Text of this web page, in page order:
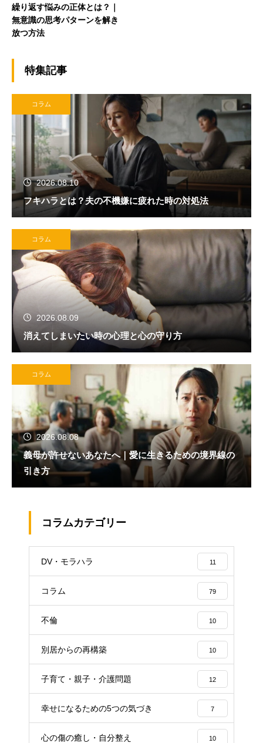
繰り返す悩みの正体とは？｜
無意識の思考パターンを解き
放つ方法
特集記事
コラム
2026.08.10
フキハラとは？夫の不機嫌に疲れた時の対処法
コラム
2026.08.09
消えてしまいたい時の心理と心の守り方
コラム
2026.08.08
義母が許せないあなたへ｜愛に生きるための境界線の
引き方
コラムカテゴリー
DV・モラハラ 11
コラム 79
不倫 10
別居からの再構築 10
子育て・親子・介護問題 12
幸せになるための5つの気づき 7
心の傷の癒し・自分整え 10